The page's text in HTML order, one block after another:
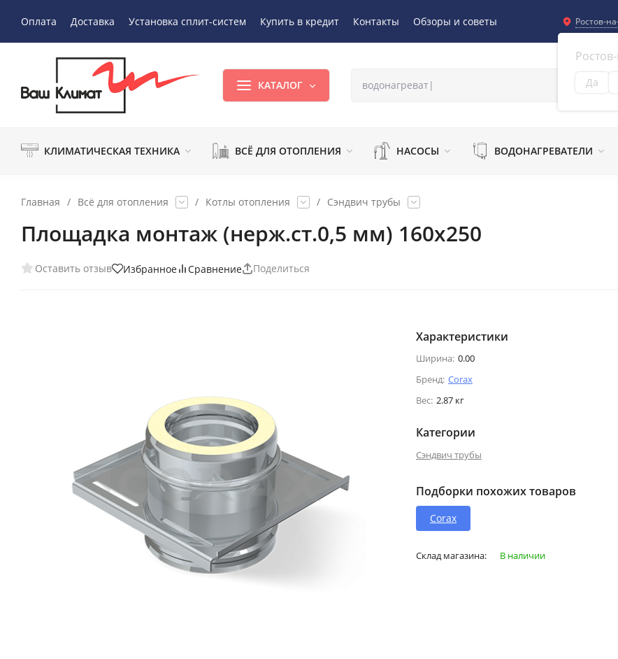
Оплата Доставка Установка сплит-систем Купить в кредит Контакты Обзоры и советы Ростов-
Да
КАТАЛОГ
КЛИМАТИЧЕСКАЯ ТЕХНИКА ВСЁ ДЛЯ ОТОПЛЕНИЯ НАСОСЫ ВОДОНАГРЕВАТЕЛИ
Главная / Всё для отопления / Котлы отопления / Сэндвич трубы
Площадка монтаж (нерж.ст.0,5 мм) 160х250
Оставить отзыв Избранное Сравнение Поделиться
Характеристики
Ширина: 0.00
Бренд: Corax
Вес: 2.87 кг
Категории
Сэндвич трубы
Подборки похожих товаров
Corax
Склад магазина: В наличии